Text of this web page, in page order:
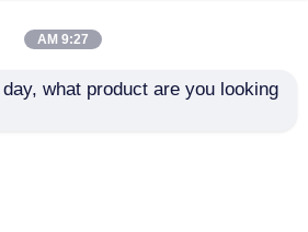
9:27 AM
what product are you looking